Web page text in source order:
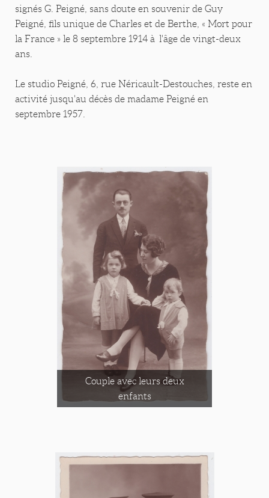
signés G. Peigné, sans doute en souvenir de Guy
Peigné, fils unique de Charles et de Berthe, « Mort pour
la France » le 8 septembre 1914 à l'âge de vingt-deux
ans.
Le studio Peigné, 6, rue Néricault-Destouches, reste en
activité jusqu'au décès de madame Peigné en
septembre 1957.
Couple avec leurs deux
enfants